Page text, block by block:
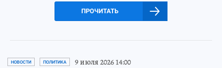
ПРОЧИТАТЬ
НОВОСТИ ПОЛИТИКА 9 июля 2026 14:00